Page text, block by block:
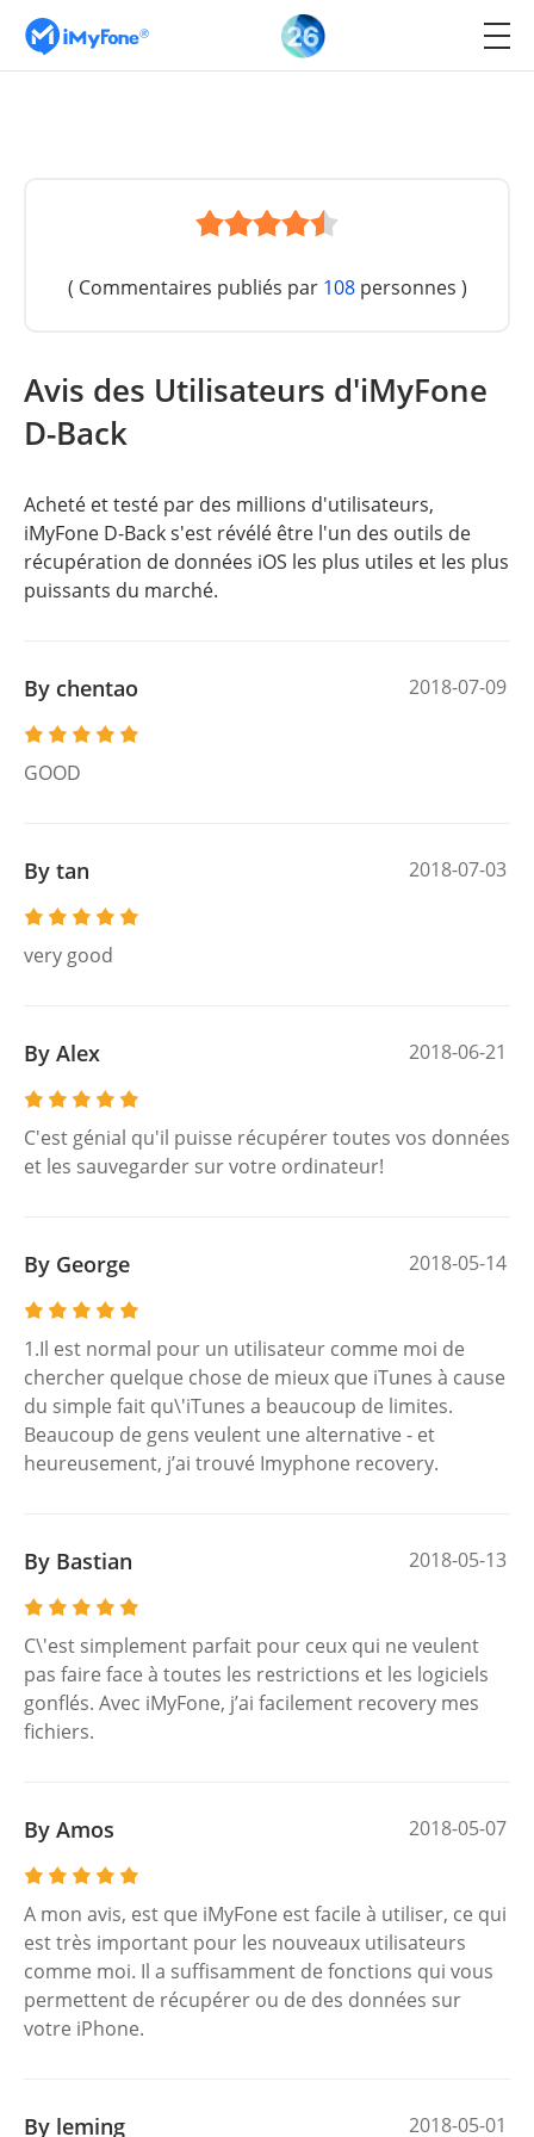
( Commentaires publiés par 108personnes )
Avis des Utilisateurs d'iMyFone
D-Back
Acheté et testé par des millions d'utilisateurs,
iMyFone D-Back s'est révélé être l'un des outils de
récupération de données iOS les plus utiles et les plus
puissants du marché.
By chentao 2018-07-09
GOOD
By tan 2018-07-03
very good
By Alex 2018-06-21
C'est génial qu'il puisse récupérer toutes vos données
et les sauvegarder sur votre ordinateur!
By George 2018-05-14
1.Il est normal pour un utilisateur comme moi de
chercher quelque chose de mieux que iTunes à cause
du simple fait qu\'iTunes a beaucoup de limites.
Beaucoup de gens veulent une alternative - et
heureusement, j’ai trouvé Imyphone recovery.
By Bastian 2018-05-13
C\'est simplement parfait pour ceux qui ne veulent
pas faire face à toutes les restrictions et les logiciels
gonflés. Avec iMyFone, j’ai facilement recovery mes
fichiers.
By Amos 2018-05-07
A mon avis, est que iMyFone est facile à utiliser, ce qui
est très important pour les nouveaux utilisateurs
comme moi. Il a suffisamment de fonctions qui vous
permettent de récupérer ou de des données sur
votre iPhone.
By leming 2018-05-01